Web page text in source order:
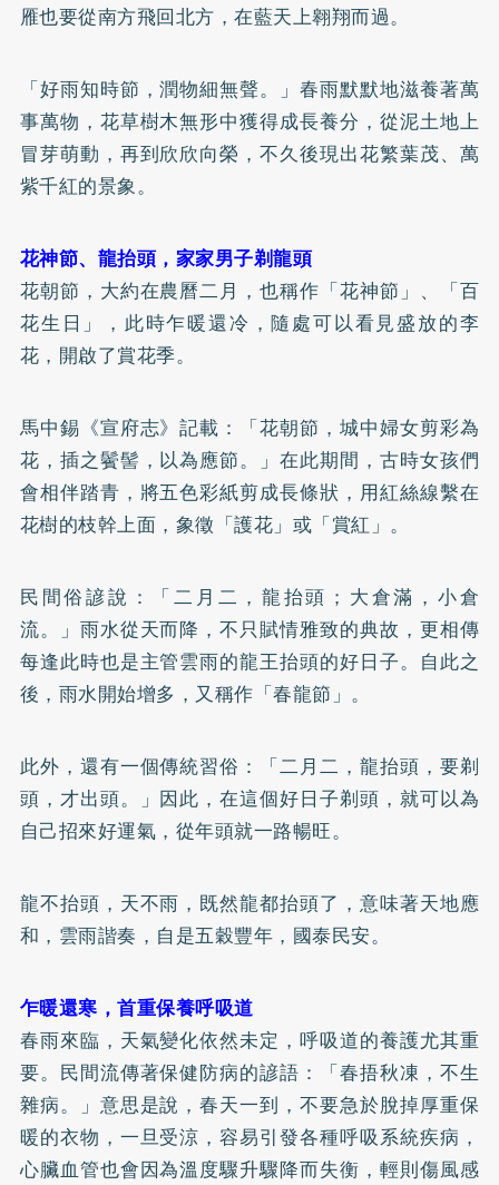
雁也要從南方飛回北方，在藍天上翱翔而過。
「好雨知時節，潤物細無聲。」春雨默默地滋養著萬
事萬物，花草樹木無形中獲得成長養分，從泥土地上
冒芽萌動，再到欣欣向榮，不久後現出花繁葉茂、萬
紫千紅的景象。
花神節、龍抬頭，家家男子剃龍頭
花朝節，大約在農曆二月，也稱作「花神節」、「百
花生日」，此時乍暖還冷，隨處可以看見盛放的李
花，開啟了賞花季。
馬中錫《宣府志》記載：「花朝節，城中婦女剪彩為
花，插之鬢髻，以為應節。」在此期間，古時女孩們
會相伴踏青，將五色彩紙剪成長條狀，用紅絲線繫在
花樹的枝幹上面，象徵「護花」或「賞紅」。
民間俗諺說：「二月二，龍抬頭；大倉滿，小倉
流。」雨水從天而降，不只賦情雅致的典故，更相傳
每逢此時也是主管雲雨的龍王抬頭的好日子。自此之
後，雨水開始增多，又稱作「春龍節」。
此外，還有一個傳統習俗：「二月二，龍抬頭，要剃
頭，才出頭。」因此，在這個好日子剃頭，就可以為
自己招來好運氣，從年頭就一路暢旺。
龍不抬頭，天不雨，既然龍都抬頭了，意味著天地應
和，雲雨諧奏，自是五穀豐年，國泰民安。
乍暖還寒，首重保養呼吸道
春雨來臨，天氣變化依然未定，呼吸道的養護尤其重
要。民間流傳著保健防病的諺語：「春捂秋凍，不生
雜病。」意思是說，春天一到，不要急於脫掉厚重保
暖的衣物，一旦受涼，容易引發各種呼吸系統疾病，
心臟血管也會因為溫度驟升驟降而失衡，輕則傷風感